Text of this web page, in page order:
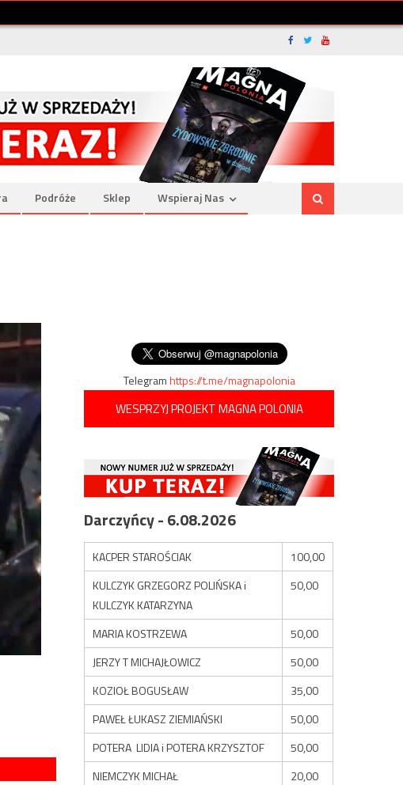
Podróże Sklep Wspieraj Nas
Telegramhttps://t.me/magnapolonia
WESPRZYJ PROJEKT MAGNA POLONIA
Darczyńcy - 6.08.2026
KACPER STAROŚCIAK
100,00
KULCZYK GRZEGORZ POLIŃSKA i
KULCZYK KATARZYNA
50,00
MARIA KOSTRZEWA
50,00
JERZY T MICHAJŁOWICZ
50,00
KOZIOŁ BOGUSŁAW
35,00
PAWEŁ ŁUKASZ ZIEMIAŃSKI
50,00
POTERA LIDIA i POTERA KRZYSZTOF
50,00
NIEMCZYK MICHAŁ
20,00